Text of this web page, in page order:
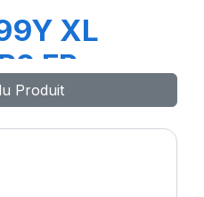
XL
FP
Produit